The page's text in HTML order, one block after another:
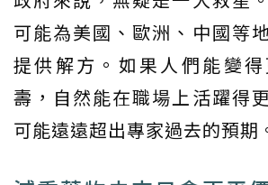
可能為美國、歐洲、中國等
提供解方。如果人們能變
壽，自然能在職場上活躍得
可能遠遠超出專家過去的預期